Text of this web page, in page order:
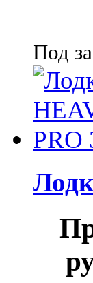
Под